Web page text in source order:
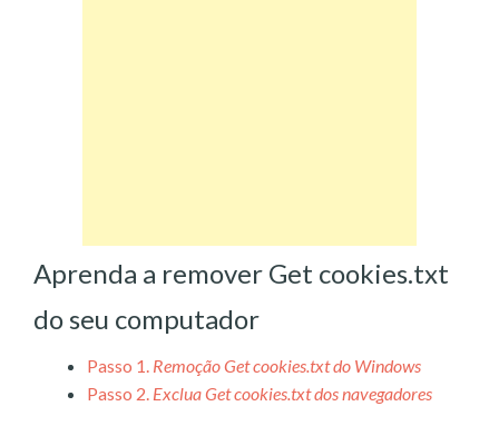
Aprenda a remover Get cookies.txt
do seu computador
Passo 1. Remoção Get cookies.txt do Windows
Passo 2. Exclua Get cookies.txt dos navegadores